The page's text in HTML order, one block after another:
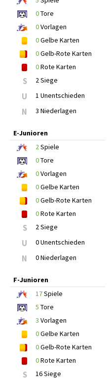
0Tore
0Vorlagen
0Gelbe Karten
0Gelb-Rote Karten
0Rote Karten
S 2 Siege
U 1 Unentschieden
N 3 Niederlagen
E-Junioren
2Spiele
0Tore
0Vorlagen
0Gelbe Karten
0Gelb-Rote Karten
0Rote Karten
S 2 Siege
U 0 Unentschieden
N 0 Niederlagen
F-Junioren
17Spiele
5 Tore
3 Vorlagen
0Gelbe Karten
0Gelb-Rote Karten
0Rote Karten
S 16 Siege